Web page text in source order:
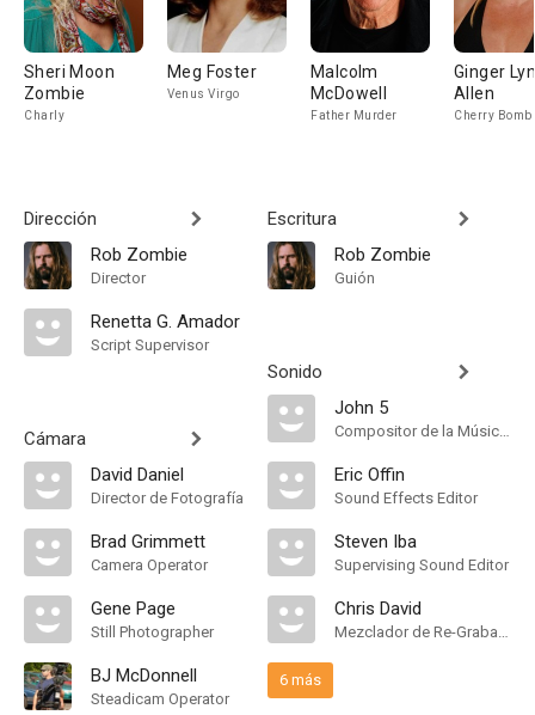
Sheri Moon
Zombie
Charly
Meg Foster
Venus Virgo
Malcolm
McDowell
Father Murder
Ginger
Allen
Cherry Bomb
Dirección
Rob Zombie
Director
Renetta G. Amador
Script Supervisor
Cámara
David Daniel
Director de Fotografía
Brad Grimmett
Camera Operator
Gene Page
Still Photographer
BJ McDonnell
Steadicam Operator
Escritura
Rob Zombie
Guión
Sonido
John 5
Compositor de la Música Original, Música
Eric Offin
Sound Effects Editor
Steven Iba
Supervising Sound Editor
Chris David
Mezclador de Re-Grabación de Sonido
6 más